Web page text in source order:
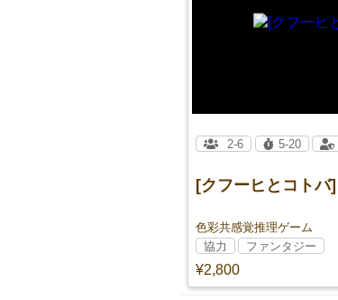
[クフーヒとコトバ]
色彩共感覚推理ゲーム
¥2,800
2-6 5-20
協力 ファンタジー